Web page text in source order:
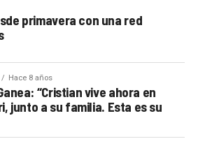
primavera con una red
Hace 8 años
“Cristian vive ahora en
junto a su familia. Esta es su